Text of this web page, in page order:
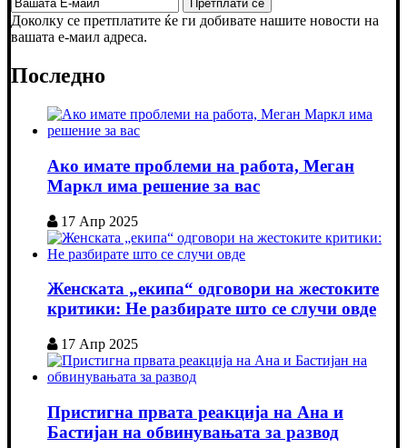
Доколку се претплатите ќе ги добивате нашите новости на
вашата е-маил адреса.
Последно
Ако имате проблеми на работа, Меган
Маркл има решение за вас
17 Апр 2025
Женската „екипа“ одговори на жестоките
критики: Не разбирате што се случи овде
17 Апр 2025
Пристигна првата реакција на Ана и
Бастијан на обвинувањата за развод